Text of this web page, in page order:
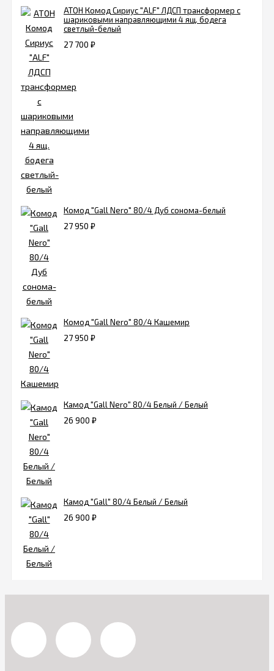
АТОН Комод Сириус "ALF" ЛДСП трансформер с
шариковыми направляющими 4 ящ. бодега
светлый-белый
27 700 ₽
Комод "Gall Nero" 80/4 Дуб сонома-белый
27 950 ₽
Комод "Gall Nero" 80/4 Кашемир
27 950 ₽
Камод "Gall Nero" 80/4 Белый / Белый
26 900 ₽
Камод "Gall" 80/4 Белый / Белый
26 900 ₽